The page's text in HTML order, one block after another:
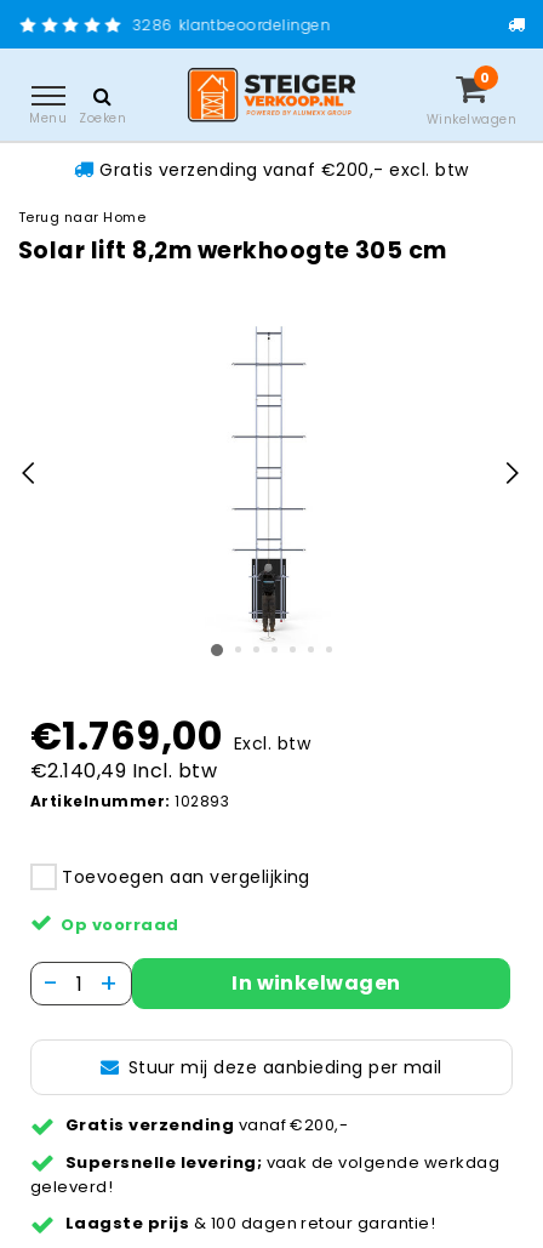
klantbeoordelingen Gratis verzending
Menu Zoeken
0
Winkelwagen
Gratis verzending vanaf €200,- excl. btw
Terug naar Home
Solar lift 8,2m werkhoogte 305 cm
€1.769,00 Excl. btw
€2.140,49 Incl. btw
Artikelnummer: 102893
Toevoegen aan vergelijking
Op voorraad
- + In winkelwagen
Stuur mij deze aanbieding per mail
Gratis verzending vanaf €200,-
Supersnelle levering; vaak de volgende werkdag
geleverd!
Laagste prijs & 100 dagen retour garantie!